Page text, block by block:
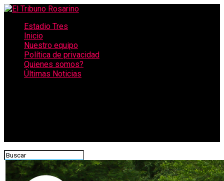
Estadio Tres
Inicio
Nuestro equipo
Política de privacidad
Quienes somos?
Últimas Noticias